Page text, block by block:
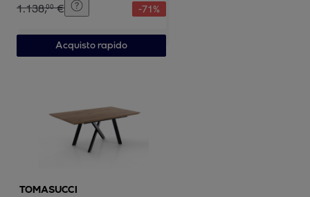
1.138,00 € -71%
Acquisto rapido
TOMASUCCI